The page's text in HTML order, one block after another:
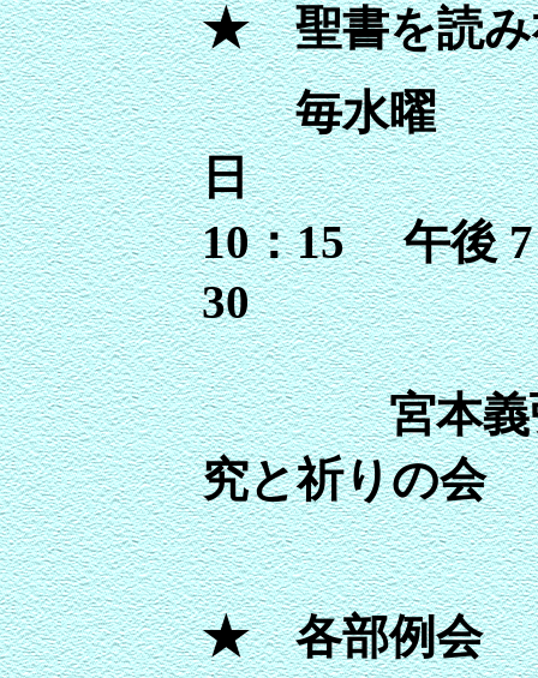
★ 聖書を読み
毎水曜
日
10：15 午後
宮本義弘牧
究と祈りの会
★ 各部例会